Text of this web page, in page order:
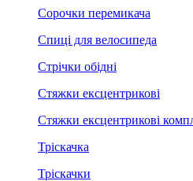
Сорочки перемикача
Спиці для велосипеда
Стрічки обідні
Стяжки ексцентрикові
Стяжки ексцентрикові
Тріскачка
Тріскачки